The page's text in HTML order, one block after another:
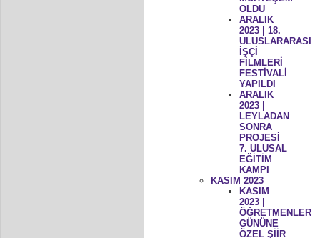
OLDU
ARALIK
2023 | 18.
ULUSLARARASI
İŞÇİ
FİLMLERİ
FESTİVALİ
YAPILDI
ARALIK
2023 |
LEYLADAN
SONRA
PROJESİ
7. ULUSAL
EĞİTİM
KAMPI
KASIM 2023
KASIM
2023 |
ÖĞRETMENLER
GÜNÜNE
ÖZEL ŞİİR